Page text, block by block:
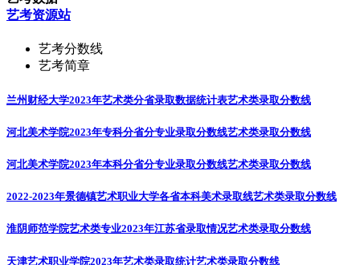
艺考资源站
艺考分数线
艺考简章
兰州财经大学2023年艺术类分省录取数据统计表艺术类录取分数线
河北美术学院2023年专科分省分专业录取分数线艺术类录取分数线
河北美术学院2023年本科分省分专业录取分数线艺术类录取分数线
2022-2023年景德镇艺术职业大学各省本科美术录取线艺术类录取分数线
淮阴师范学院艺术类专业2023年江苏省录取情况艺术类录取分数线
天津艺术职业学院2023年艺术类录取统计艺术类录取分数线